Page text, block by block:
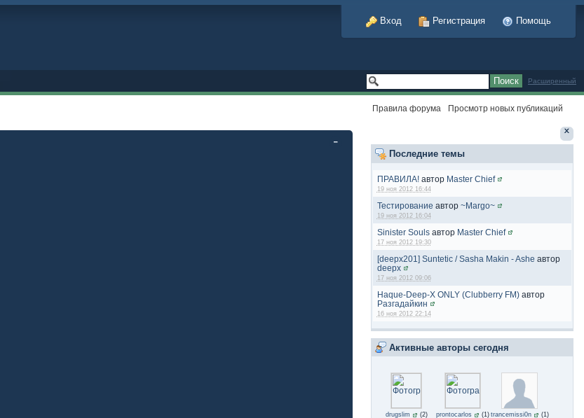
Вход Регистрация Помощь
Расширенный
Правила форума Просмотр новых публикаций
Последние темы
ПРАВИЛА!автор Master Chief
19 ноя 2012 16:44
Тестирование автор ~Margo~
19 ноя 2012 16:04
Sinister Soulsавтор Master Chief
17 ноя 2012 19:30
[deepx201] Suntetic / Sasha Makin - Ashe автор
deepx
17 ноя 2012 09:06
Haque-Deep-X ONLY (Clubberry FM)автор
Разгадайкин
16 ноя 2012 22:14
Активные авторы сегодня
drugslim (2) prontocarlos (1) trancemissi0n (1)